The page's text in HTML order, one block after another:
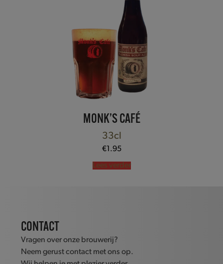
MONK’S CAFÉ
33cl
€1.95
Lees verder
CONTACT
Vragen over onze brouwerij?
Neem gerust contact met ons op.